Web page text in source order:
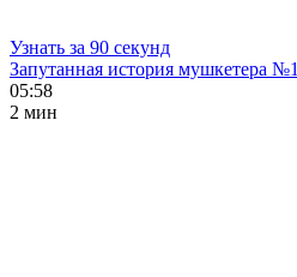
Узнать за 90 секунд
Запутанная история мушкетера №1
05:58
2 мин